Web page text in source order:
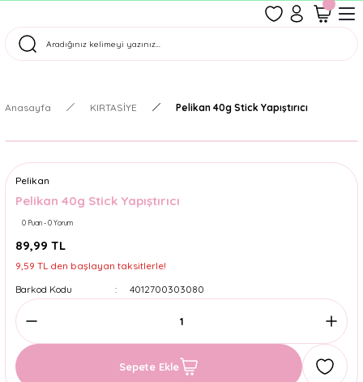
Tüm Siparişler Aynı Gün Kargoda!
Anasayfa KIRTASİYE Pelikan 40g Stick Yapıştırıcı
Pelikan
Pelikan 40g Stick Yapıştırıcı
0 Puan - 0 Yorum
89,99 TL
9,59 TL den başlayan taksitlerle!
Barkod Kodu
4012700303080
Sepete Ekle